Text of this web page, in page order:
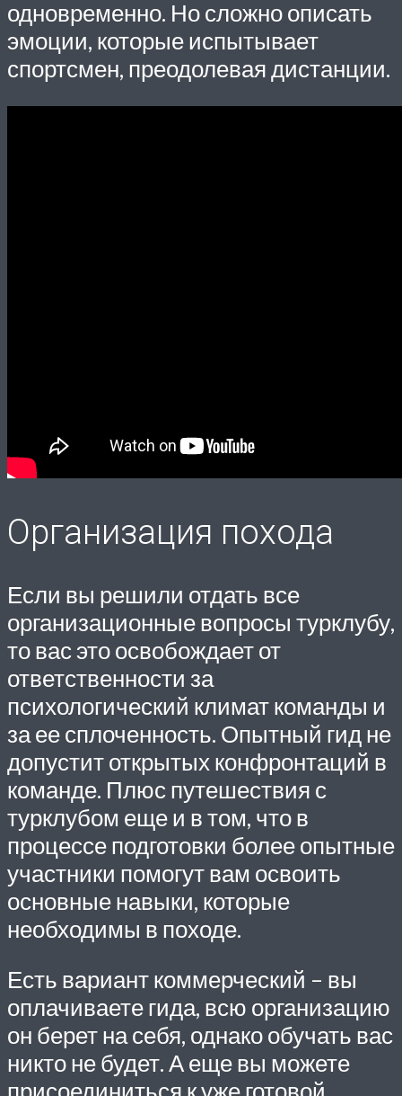
одновременно. Но сложно описать
эмоции, которые испытывает
спортсмен, преодолевая дистанции.
Организация похода
Если вы решили отдать все
организационные вопросы турклубу,
то вас это освобождает от
ответственности за
психологический климат команды и
за ее сплоченность. Опытный гид не
допустит открытых конфронтаций в
команде. Плюс путешествия с
турклубом еще и в том, что в
процессе подготовки более опытные
участники помогут вам освоить
основные навыки, которые
необходимы в походе.
Есть вариант коммерческий – вы
оплачиваете гида, всю организацию
он берет на себя, однако обучать вас
никто не будет. А еще вы можете